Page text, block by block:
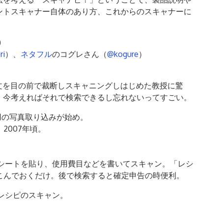
スキャナー自体のあり方、これからのスキャナーに
）、 ネタフルのコグレさん（@kogure）
目の前で裁断しスキャニングしはじめた教授に驚
考えればそれで検索できるし忘れないってすごい。
写真取り込みが始め。
年頃。
トを貼り、使用費目などを書いてスキャン。「レシ
でおくだけ。後で検索すると確定申告の時便利。
ピのスキャン。